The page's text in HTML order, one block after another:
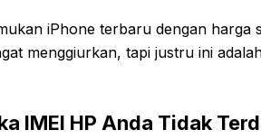
iPhone terbaru dengan harga
menggiurkan, tapi justru ini
IMEI HP Anda Tidak